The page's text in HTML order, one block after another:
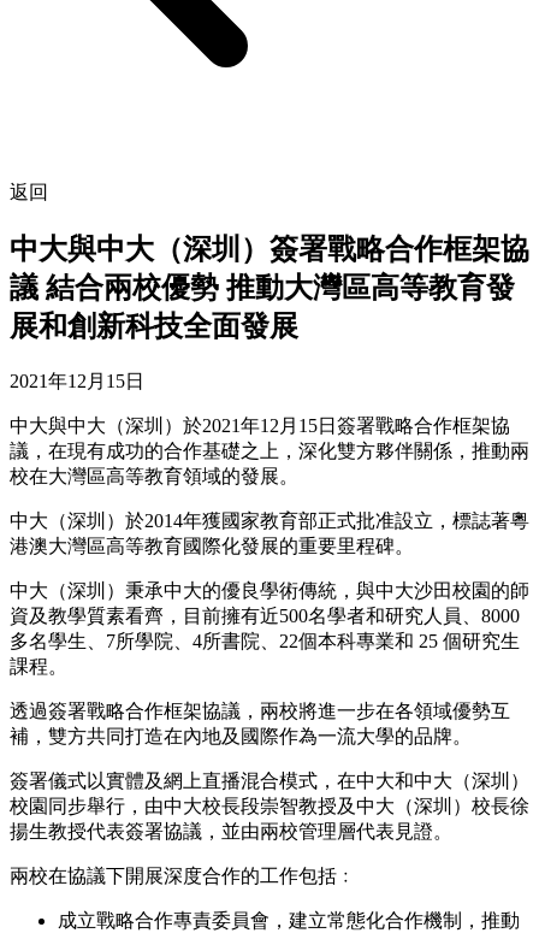
返回
中大與中大（深圳）簽署戰略合作框架協
議 結合兩校優勢 推動大灣區高等教育發
展和創新科技全面發展
2021年12月15日
中大與中大（深圳）於2021年12月15日簽署戰略合作框架協
議，在現有成功的合作基礎之上，深化雙方夥伴關係，推動兩
校在大灣區高等教育領域的發展。
中大（深圳）於2014年獲國家教育部正式批准設立，標誌著粵
港澳大灣區高等教育國際化發展的重要里程碑。
中大（深圳）秉承中大的優良學術傳統，與中大沙田校園的師
資及教學質素看齊，目前擁有近500名學者和研究人員、8000
多名學生、7所學院、4所書院、22個本科專業和 25 個研究生
課程。
透過簽署戰略合作框架協議，兩校將進一步在各領域優勢互
補，雙方共同打造在內地及國際作為一流大學的品牌。
簽署儀式以實體及網上直播混合模式，在中大和中大（深圳）
校園同步舉行，由中大校長段崇智教授及中大（深圳）校長徐
揚生教授代表簽署協議，並由兩校管理層代表見證。
兩校在協議下開展深度合作的工作包括﹕
成立戰略合作專責委員會，建立常態化合作機制，推動